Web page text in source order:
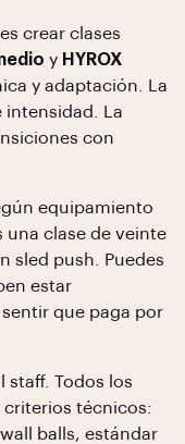
crear clases
y HYROX
y adaptación. La
intensidad. La
con
equipamiento
una clase de veinte
sled push. Puedes
estar
que paga por
staff. Todos los
criterios técnicos:
balls, estándar